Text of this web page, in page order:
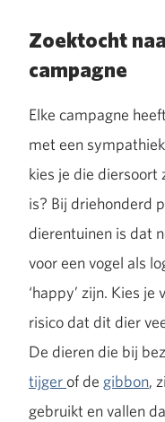
Zoektocht
campagne
Elke campagne
met een
kies je die diersoort
is? Bij driehonderd
dierentuinen is dat
voor een vogel als
‘happy’ zijn. Kies
risico dat dit dier
De dieren die bij
tijgerof de gibbon,
gebruikt en vallen